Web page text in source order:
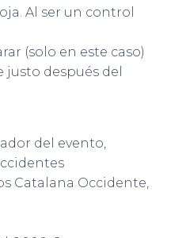
Al ser un control
(solo en este caso)
después del
del evento,
Catalana Occidente,